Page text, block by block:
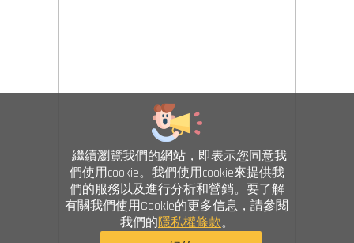
繼續瀏覽我們的網站，即表示您同意我
們使用cookie。我們使用cookie來提供我
們的服務以及進行分析和營銷。要了解
有關我們使用Cookie的更多信息，請參閱
我們的隱私權條款。